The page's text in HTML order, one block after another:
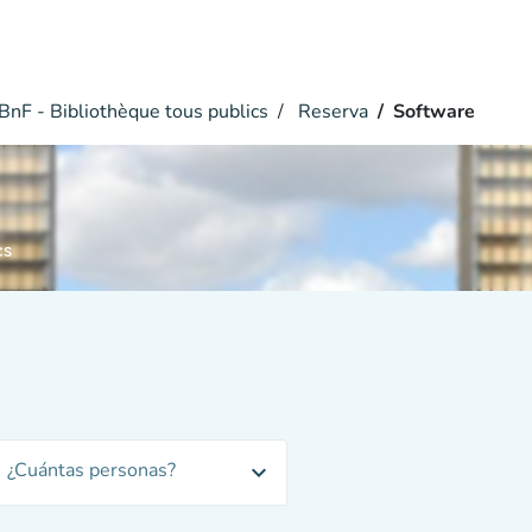
BnF - Bibliothèque tous publics Reserva Software
¿Cuántas personas? expand_more